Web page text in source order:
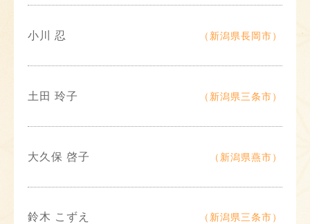
小川 忍 （新潟県長岡市）
土田 玲子 （新潟県三条市）
大久保 啓子 （新潟県燕市）
鈴木 こずえ （新潟県三条市）